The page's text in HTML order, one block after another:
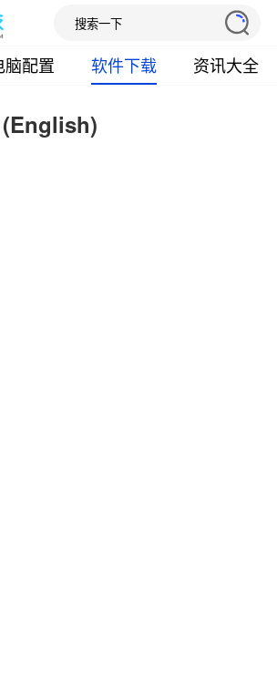
脑配置 软件下载 资讯大全